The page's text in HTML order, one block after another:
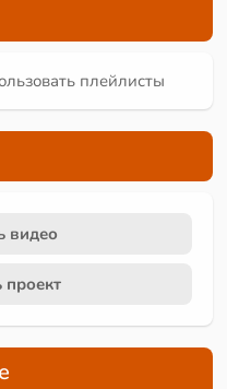
плейлисты
видео